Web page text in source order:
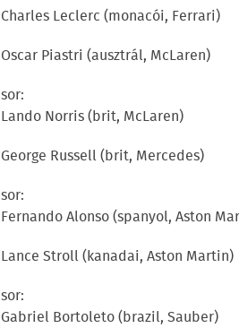
Charles Leclerc (monacói, Ferrari)
Oscar Piastri (ausztrál, McLaren)
sor:
Lando Norris (brit, McLaren)
George Russell (brit, Mercedes)
sor:
Fernando Alonso (spanyol, Aston
Lance Stroll (kanadai, Aston Martin)
sor:
Gabriel Bortoleto (brazil, Sauber)